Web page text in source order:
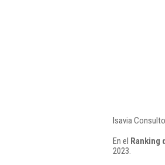
Isavia
En el Ranking
2023.